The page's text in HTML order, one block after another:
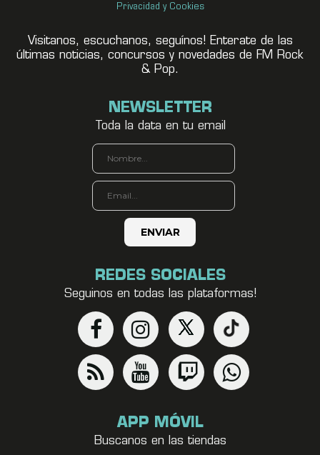
Privacidad y Cookies
Visitanos, escuchanos, seguínos! Enterate de las
últimas noticias, concursos y novedades de FM Rock
& Pop.
NEWSLETTER
Toda la data en tu email
REDES SOCIALES
Seguinos en todas las plataformas!
APP MÓVIL
Buscanos en las tiendas